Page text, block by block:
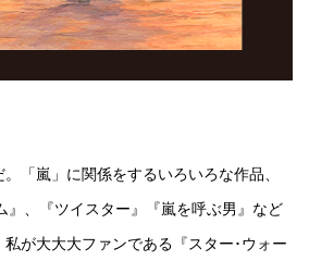
「嵐」に関係をするいろいろな作品、
』、『ツイスター』『嵐を呼ぶ男』など
が大大大ファンである『スター･ウォー